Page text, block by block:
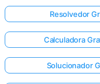
Resolvedor
Calculadora
Solucionador